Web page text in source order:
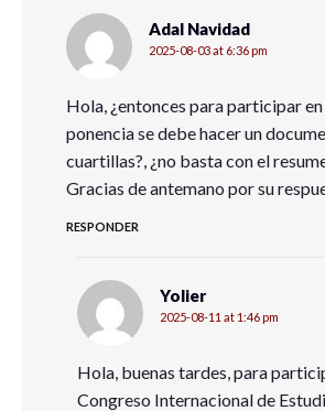
Adal Navidad
2025-08-03 at 6:36 pm
Hola, ¿entonces para participar en
ponencia se debe hacer un
cuartillas?, ¿no basta con el
Gracias de antemano por su
RESPONDER
Yolier
2025-08-11 at 1:46 pm
Hola, buenas tardes, para
Congreso Internacional de